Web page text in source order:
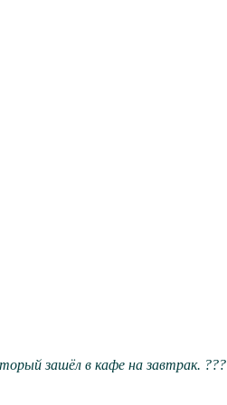
зашёл в кафе на завтрак. ???